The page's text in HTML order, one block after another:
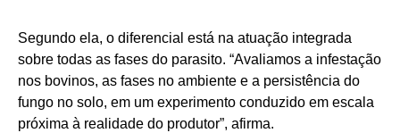
Segundo ela, o diferencial está na atuação integrada
sobre todas as fases do parasito. “Avaliamos a infestação
nos bovinos, as fases no ambiente e a persistência do
fungo no solo, em um experimento conduzido em escala
próxima à realidade do produtor”, afirma.